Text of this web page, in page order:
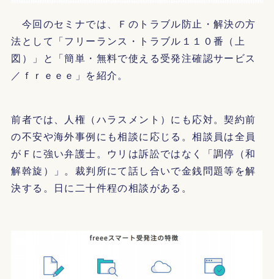
今回のセミナでは、Ｆのトラブル防止・解決の方
法として「フリーランス・トラブル１１０番（上
図）」と「簡単・無料で使える受発注確認サービス
／ｆｒｅｅｅ」を紹介。
前者では、人権（ハラスメント）にも応対。契約前
の不安や海外事例にも相談に応じる。相談員は全員
がＦに強い弁護士。ウリは訴訟ではなく「調停（和
解斡旋）」。裁判所にて話し合いで金銭問題等を解
決する。日に二十件程の相談がある。